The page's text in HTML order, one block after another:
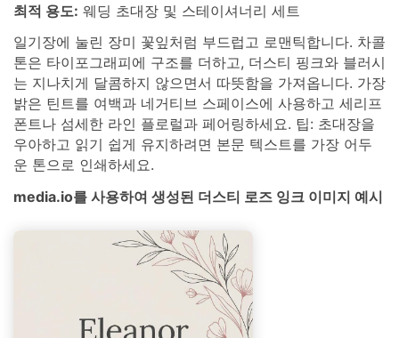
최적 용도: 웨딩 초대장 및 스테이셔너리 세트
일기장에 눌린 장미 꽃잎처럼 부드럽고 로맨틱합니다. 차콜
톤은 타이포그래피에 구조를 더하고, 더스티 핑크와 블러시
는 지나치게 달콤하지 않으면서 따뜻함을 가져옵니다. 가장
밝은 틴트를 여백과 네거티브 스페이스에 사용하고 세리프
폰트나 섬세한 라인 플로럴과 페어링하세요. 팁: 초대장을
우아하고 읽기 쉽게 유지하려면 본문 텍스트를 가장 어두
운 톤으로 인쇄하세요.
media.io를 사용하여 생성된 더스티 로즈 잉크 이미지 예시